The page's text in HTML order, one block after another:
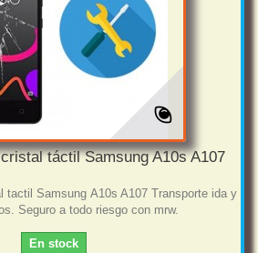
táctil Samsung A10s A107
tactil Samsung A10s A107 Transporte ida y
Seguro a todo riesgo con mrw.
En stock